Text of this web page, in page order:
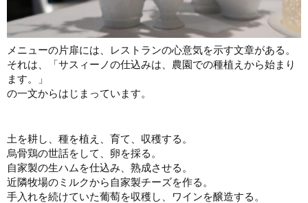
メニューの片扉には、レストランの心意気を示す文章がある。
それは、「サスィーノの仕込みは、農園での種植えから始まり
ます。」
の一文からはじまっています。
土を耕し、種を植え、育て、収穫する。
烏骨鶏の世話をして、卵を採る。
自家製の生ハムを仕込み、熟成させる。
近隣牧場のミルクから自家製チーズを作る。
手入れを続けていた葡萄を収穫し、ワインを醸造する。